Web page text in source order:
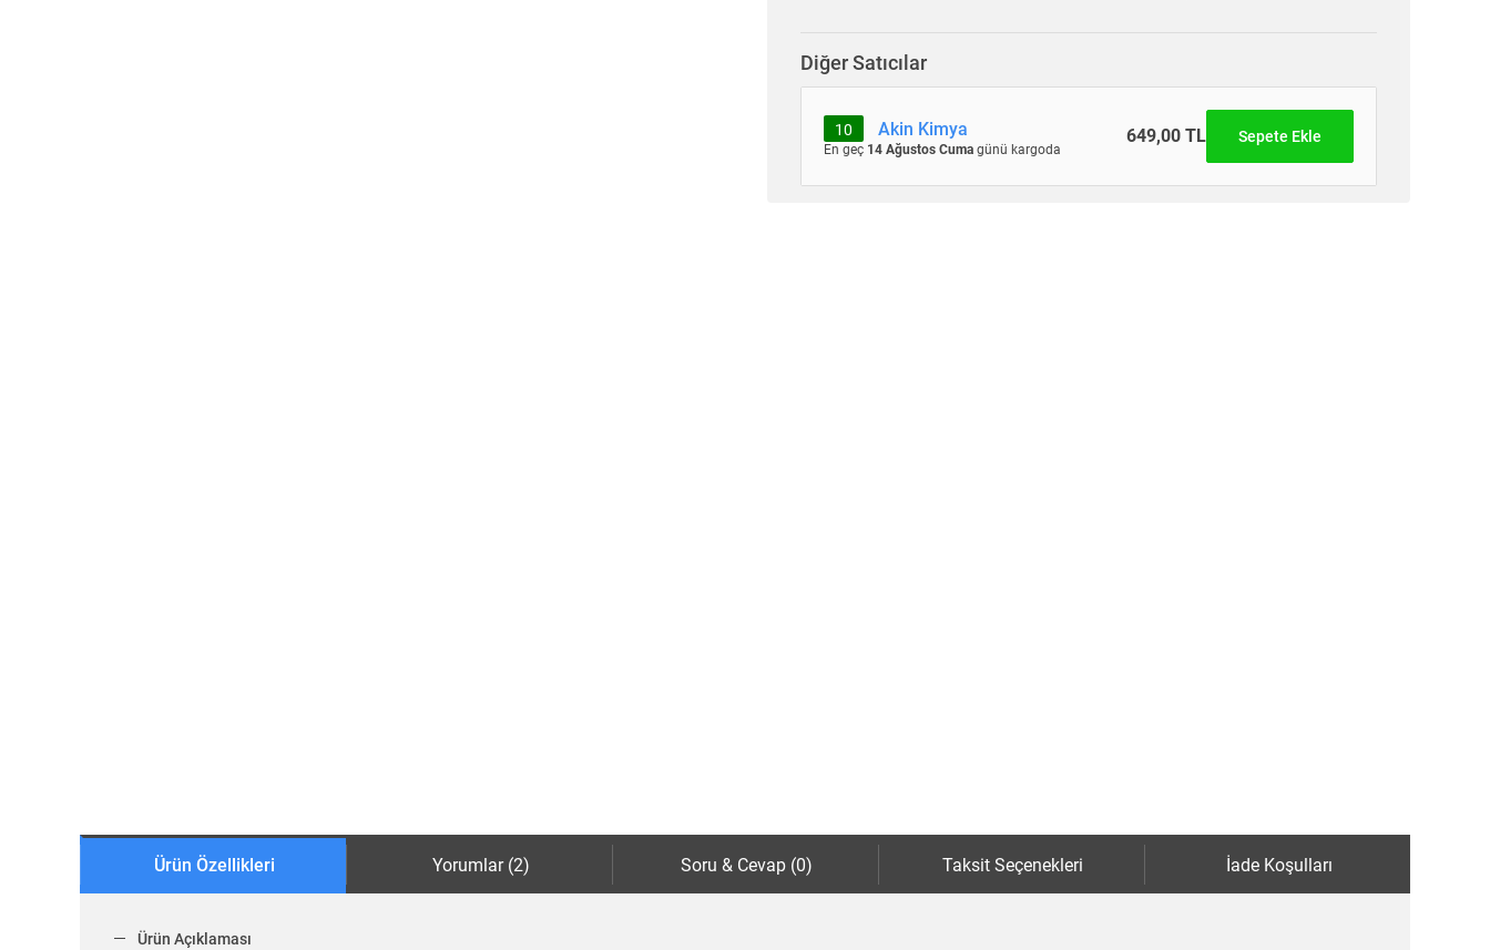
Diğer Satıcılar
10 Akin Kimya
En geç 14 Ağustos Cuma günü kargoda
649,00 TL Sepete Ekle
Ürün Özellikleri Yorumlar (2) Soru & Cevap (0) Taksit Seçenekleri İade Koşulları
Ürün Açıklaması